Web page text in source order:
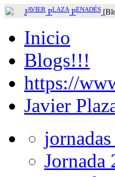
JAVIER PLAZAPENADÉS
Inicio
Blogs!!!
https://
Javier
Jornada